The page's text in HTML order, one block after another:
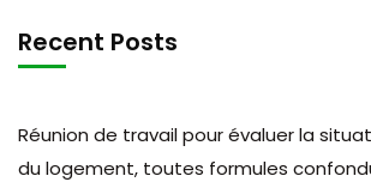
Recent Posts
Réunion de travail pour évaluer la
du logement, toutes formules